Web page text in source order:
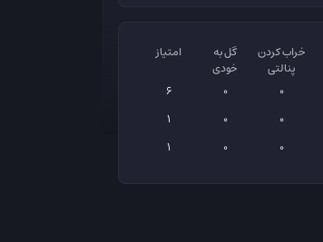
خراب کردن
پنالتی
گل به
خودی
امتیاز
0
0
6
0
0
1
0
0
1